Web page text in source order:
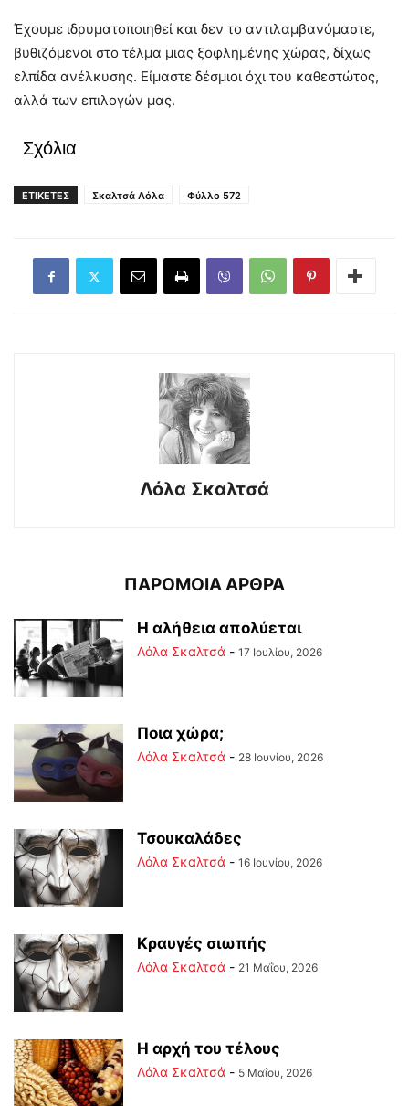
Έχουμε ιδρυματοποιηθεί και δεν το αντιλαμβανόμαστε,
βυθιζόμενοι στο τέλμα μιας ξοφλημένης χώρας, δίχως
ελπίδα ανέλκυσης. Είμαστε δέσμιοι όχι του καθεστώτος,
αλλά των επιλογών μας.
Σχόλια
ΕΤΙΚΕΤΕΣ Σκαλτσά Λόλα Φύλλο 572
Λόλα Σκαλτσά
ΠΑΡΟΜΟΙΑ ΑΡΘΡΑ
Η αλήθεια απολύεται
Λόλα Σκαλτσά - 17 Ιουλίου, 2026
Ποια χώρα;
Λόλα Σκαλτσά - 28 Ιουνίου, 2026
Τσουκαλάδες
Λόλα Σκαλτσά - 16 Ιουνίου, 2026
Κραυγές σιωπής
Λόλα Σκαλτσά - 21 Μαΐου, 2026
Η αρχή του τέλους
Λόλα Σκαλτσά - 5 Μαΐου, 2026